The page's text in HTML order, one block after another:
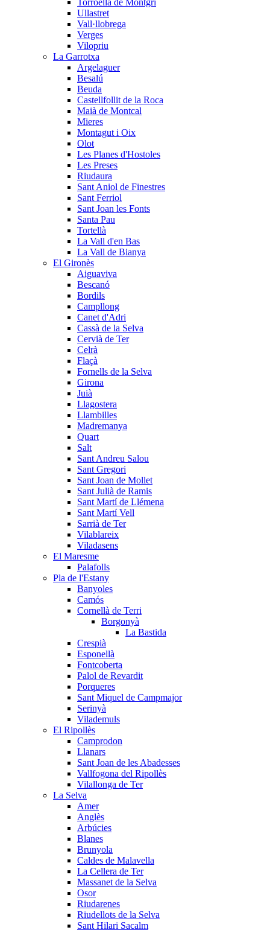
Torroella de Montgrí
Ullastret
Vall·llobrega
Verges
Vilopriu
La Garrotxa
Argelaguer
Besalú
Beuda
Castellfollit de la Roca
Maià de Montcal
Mieres
Montagut i Oix
Olot
Les Planes d'Hostoles
Les Preses
Riudaura
Sant Aniol de Finestres
Sant Ferriol
Sant Joan les Fonts
Santa Pau
Tortellà
La Vall d'en Bas
La Vall de Bianya
El Gironès
Aiguaviva
Bescanó
Bordils
Campllong
Canet d'Adri
Cassà de la Selva
Cervià de Ter
Celrà
Flaçà
Fornells de la Selva
Girona
Juià
Llagostera
Llambilles
Madremanya
Quart
Salt
Sant Andreu Salou
Sant Gregori
Sant Joan de Mollet
Sant Julià de Ramis
Sant Martí de Llémena
Sant Martí Vell
Sarrià de Ter
Vilablareix
Viladasens
El Maresme
Palafolls
Pla de l'Estany
Banyoles
Camós
Cornellà de Terri
Borgonyà
La Bastida
Crespià
Esponellà
Fontcoberta
Palol de Revardit
Porqueres
Sant Miquel de Campmajor
Serinyà
Vilademuls
El Ripollès
Camprodon
Llanars
Sant Joan de les Abadesses
Vallfogona del Ripollès
Vilallonga de Ter
La Selva
Amer
Anglès
Arbúcies
Blanes
Brunyola
Caldes de Malavella
La Cellera de Ter
Massanet de la Selva
Osor
Riudarenes
Riudellots de la Selva
Sant Hilari Sacalm